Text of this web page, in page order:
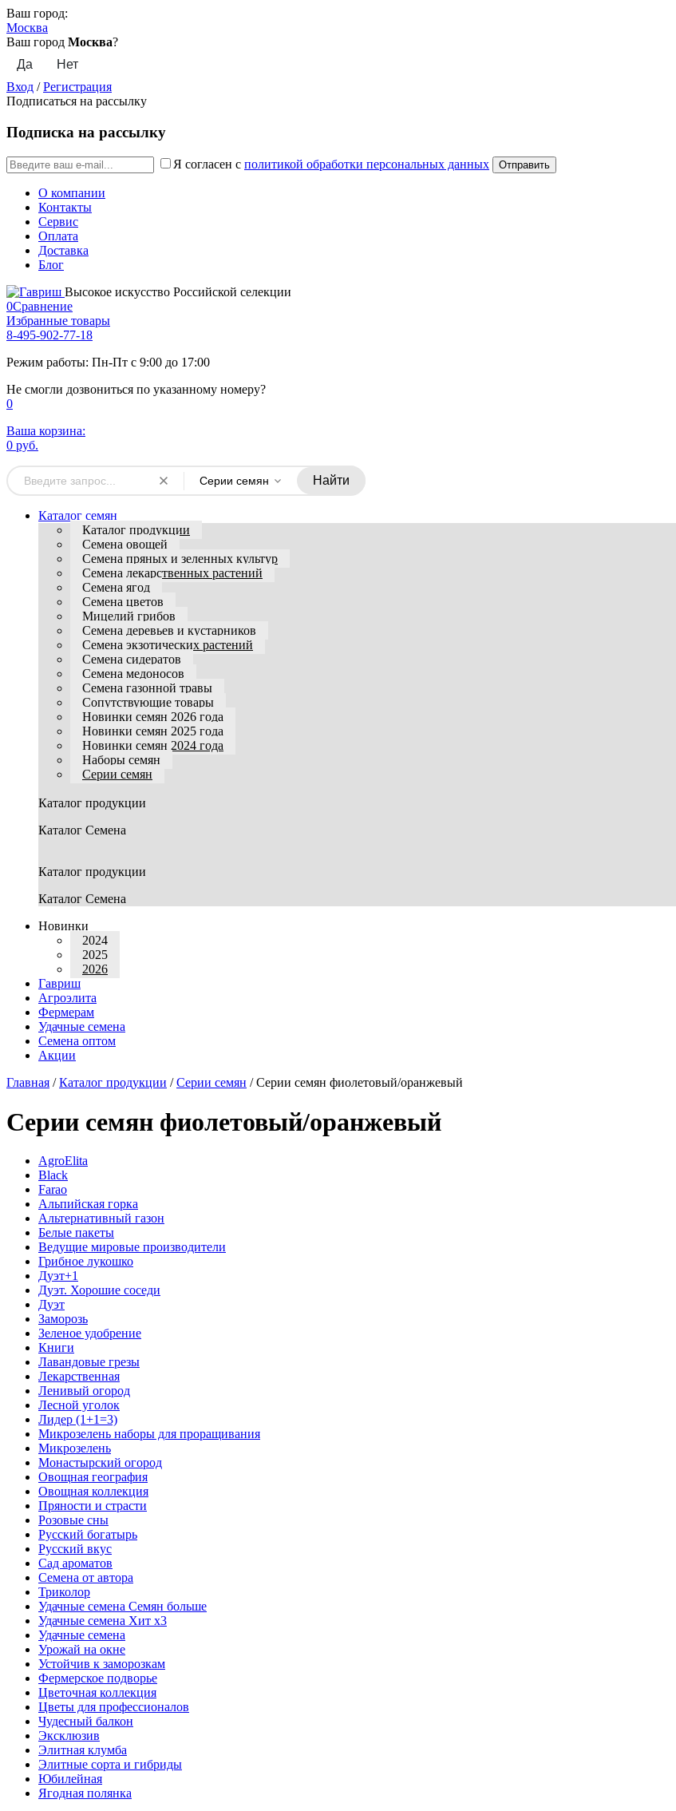
Ваш город:
Москва
Ваш город Москва?
Вход /Регистрация
Подписаться на рассылку
Подписка на рассылку
Я согласен с политикой обработки персональных данных
О компании
Контакты
Сервис
Оплата
Доставка
Блог
Высокое искусство Российской селекции
0Сравнение
Избранные товары
8-495-902-77-18
Режим работы: Пн-Пт с 9:00 до 17:00
Не смогли дозвониться по указанному номеру?
0
Ваша корзина:
0 руб.
Серии семян Найти
Каталог семян
Каталог продукции
Семена овощей
Семена пряных и зеленных культур
Семена лекарственных растений
Семена ягод
Семена цветов
Мицелий грибов
Семена деревьев и кустарников
Семена экзотических растений
Семена сидератов
Семена медоносов
Семена газонной травы
Сопутствующие товары
Новинки семян 2026 года
Новинки семян 2025 года
Новинки семян 2024 года
Наборы семян
Серии семян
Каталог продукции
Каталог Семена
Каталог продукции
Каталог Семена
Новинки
2024
2025
2026
Гавриш
Агроэлита
Фермерам
Удачные семена
Семена оптом
Акции
Главная /Каталог продукции /Серии семян /Серии семян фиолетовый/оранжевый
Серии семян фиолетовый/оранжевый
AgroElita
Black
Farao
Альпийская горка
Альтернативный газон
Белые пакеты
Ведущие мировые производители
Грибное лукошко
Дуэт+1
Дуэт. Хорошие соседи
Дуэт
Заморозь
Зеленое удобрение
Книги
Лавандовые грезы
Лекарственная
Ленивый огород
Лесной уголок
Лидер (1+1=3)
Микрозелень наборы для проращивания
Микрозелень
Монастырский огород
Овощная география
Овощная коллекция
Пряности и страсти
Розовые сны
Русский богатырь
Русский вкус
Сад ароматов
Семена от автора
Триколор
Удачные семена Семян больше
Удачные семена Хит x3
Удачные семена
Урожай на окне
Устойчив к заморозкам
Фермерское подворье
Цветочная коллекция
Цветы для профессионалов
Чудесный балкон
Эксклюзив
Элитная клумба
Элитные сорта и гибриды
Юбилейная
Ягодная полянка